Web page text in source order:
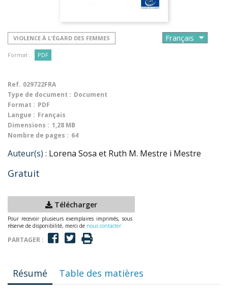
VIOLENCE À L'ÉGARD DES FEMMES
Format : PDF
Ref. 029722FRA
Type de document : Document
Format : PDF
Langue : Français
Dimensions : 1,28 MB
Nombre de pages : 64
Auteur(s) : Lorena Sosa et Ruth M. Mestre i Mestre
Gratuit
Télécharger
Pour recevoir plusieurs exemplaires imprimés, sous
réserve de disponibilité, merci de nous contacter
PARTAGER :
Résumé Table des matières